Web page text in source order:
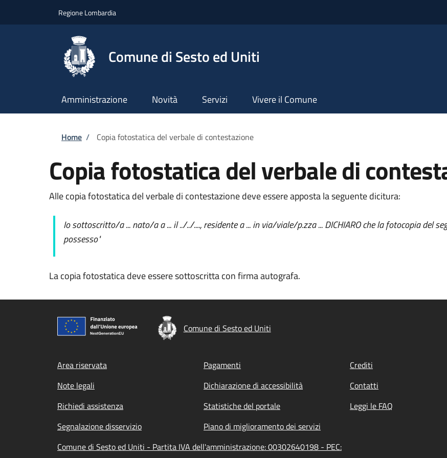
Regione Lombardia
Comune di Sesto ed Uniti
Amministrazione Novità Servizi Vivere il Comune
Briciole di pane
Home / Copia fotostatica del verbale di contestazione
Copia fotostatica del verbale di
Alle copia fotostatica del verbale di contestazione deve essere apposta la seguente dicitura:
Io sottoscritto/a ... nato/a a ... il ../../...., residente a ... in via/viale/p.zza ... DICHIARO che la fotocopia del
possesso"
La copia fotostatica deve essere sottoscritta con firma autografa.
Comune di Sesto ed Uniti
Footer menu
Area riservata Pagamenti Crediti
Note legali
Dichiarazione di accessibilità Contatti
Richiedi assistenza
Statistiche del portale Leggi le FAQ
Segnalazione disservizio
Piano di miglioramento dei servizi
Comune di Sesto ed Uniti - Partita IVA dell'amministrazione: 00302640198 - PEC: